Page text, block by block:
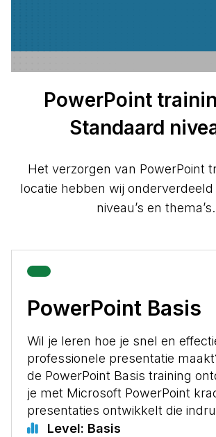
PowerPoint
Standaard
Het verzorgen van PowerPoint
locatie hebben wij onderverdeeld
niveau’s en thema’s.
PowerPoint Basis
Wil je leren hoe je snel en
professionele presentatie
de PowerPoint Basis training
je met Microsoft PowerPoint
presentaties ontwikkelt die
Level: Basis